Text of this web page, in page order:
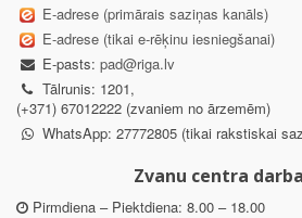
E-adrese (primārais saziņas kanāls)
E-adrese (tikai e-rēķinu iesniegšanai)
E-pasts: pad@riga.lv
Tālrunis: 1201,
(+371) 67012222 (zvaniem no ārzemēm)
WhatsApp: 27772805 (tikai rakstiskai
Zvanu centra
Pirmdiena – Piektdiena: 8.00 – 18.00